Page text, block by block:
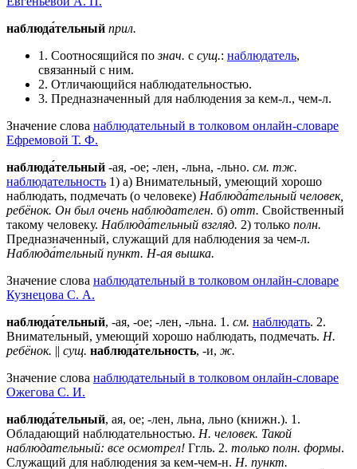
наблюда́тельный прил.
1. Соотносящийся познач. с сущ.: наблюдатель,
связанный с ним.
2. Отличающийся наблюдательностью.
3. Предназначенный для наблюдения за кем-л., чем-л.
Значение слова наблюдательный в толковом онлайн-словаре
Ефремовой Т. Ф.
наблюда́тельный -ая, -ое; -лен, -льна, -льно. см. тж.
наблюдательность 1) а) Внимательный, умеющий хорошо
наблюдать, подмечать (о человеке) Наблюда́тельный человек,
ребёнок. Он был очень наблюдателен. б) отт. Свойственный
такому человеку. Наблюда́тельный взгляд. 2) только полн.
Предназначенный, служащий для наблюдения за чем-л.
Наблюда́тельный пункт. Н-ая вышка.
Значение слова наблюдательный в толковом онлайн-словаре
Кузнецова С. А.
наблюда́тельный, -ая, -ое; -лен, -льна. 1. см. наблюдать. 2.
Внимательный, умеющий хорошо наблюдать, подмечать. Н.
ребёнок. || сущ. наблюда́тельность, -и, ж.
Значение слова наблюдательный в толковом онлайн-словаре
Ожегова C. И.
наблюда́тельный, ая, ое; -лен, льна, льно (книжн.). 1 .
Обладающий наблюдательностью. Н. человек. Такой
наблюдательный: все осмотрел! Ггль. 2. только полн. формы.
Служащий для наблюдения за кем-чем-н. Н. пункт.